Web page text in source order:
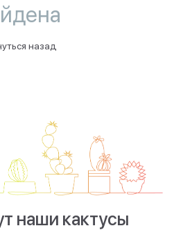
назад
наши кактусы